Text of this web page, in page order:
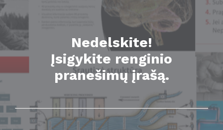
Nedelskite!
Įsigykite renginio
pranešimų įrašą.